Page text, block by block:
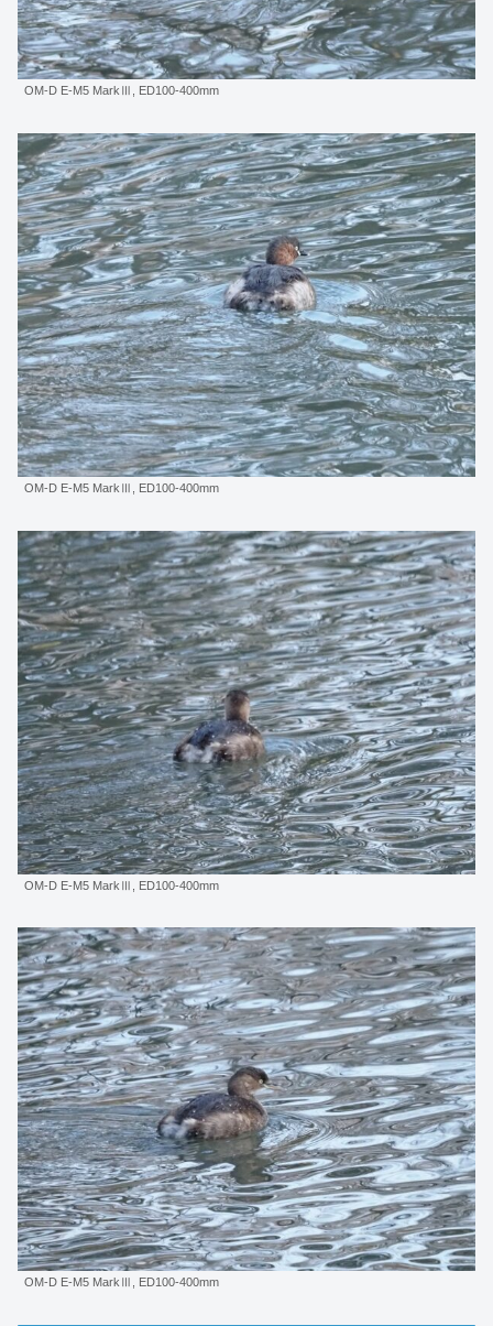
OM-D E-M5 MarkⅢ, ED100-400mm
OM-D E-M5 MarkⅢ, ED100-400mm
OM-D E-M5 MarkⅢ, ED100-400mm
OM-D E-M5 MarkⅢ, ED100-400mm